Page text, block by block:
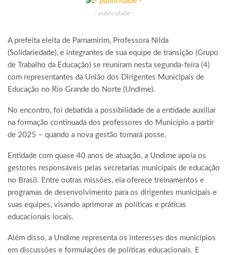
- publicidade -
A prefeita eleita de Parnamirim, Professora Nilda
(Solidariedade), e integrantes de sua equipe de transição (Grupo
de Trabalho da Educação) se reuniram nesta segunda-feira (4)
com representantes da União dos Dirigentes Municipais de
Educação no Rio Grande do Norte (Undime).
No encontro, foi debatida a possibilidade de a entidade auxiliar
na formação continuada dos professores do Município a partir
de 2025 – quando a nova gestão tomará posse.
Entidade com quase 40 anos de atuação, a Undime apoia os
gestores responsáveis pelas secretarias municipais de educação
no Brasil. Entre outras missões, ela oferece treinamentos e
programas de desenvolvimento para os dirigentes municipais e
suas equipes, visando aprimorar as políticas e práticas
educacionais locais.
Além disso, a Undime representa os interesses dos municípios
em discussões e formulações de políticas educacionais. E